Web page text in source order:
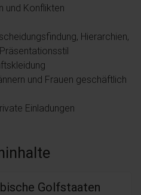
und Konflikten
Hierarchien,
und Frauen geschäftlich
Einladungen
Golfstaaten